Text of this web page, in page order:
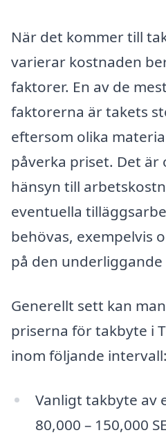
När det kommer till
varierar kostnaden
faktorer. En av de
faktorerna är takets
eftersom olika
påverka priset. Det är
hänsyn till
eventuella
behövas, exempelvis
på den
Generellt sett kan
priserna för takbyte i
inom följande intervall:
Vanligt takbyte av
80,000 – 150,000